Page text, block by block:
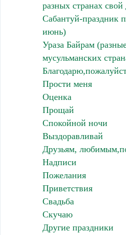
разных странах свой
Сабантуй-праздник
июнь)
Ураза Байрам
мусульманских
Прости меня
Оценка
Прощай
Спокойной ночи
Выздоравливай
Друзьям,
Надписи
Пожелания
Приветствия
Свадьба
Скучаю
Другие праздники